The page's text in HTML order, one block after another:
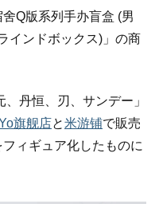
Q版系列手办盲盒 (男
インドボックス)」の商
丹恒、刃、サンデー」
旗舰店と米游铺で販売
ィギュア化したものに